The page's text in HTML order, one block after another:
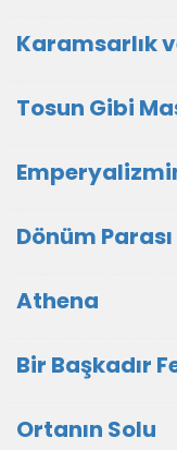
Karamsarlık
Tosun Gibi
Dönüm Parası
Athena
Bir Başkadır
Ortanın Solu